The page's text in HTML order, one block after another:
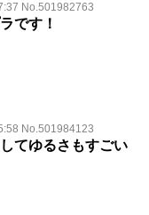
No.501982763
です！
No.501984123
てゆるさもすごい